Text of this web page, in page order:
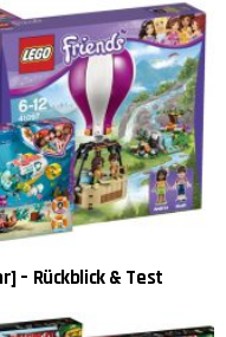
– Rückblick & Test